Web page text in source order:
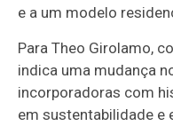
e a um modelo
Para Theo Girolamo,
indica uma mudança
incorporadoras com
em sustentabilidade e